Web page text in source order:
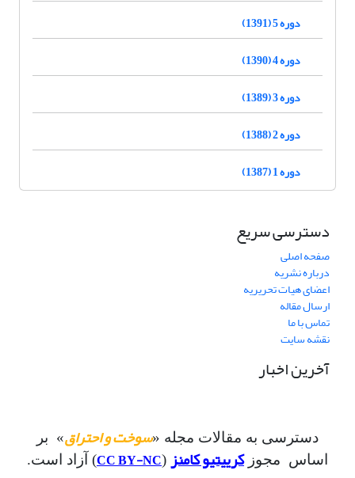
دوره 5 (1391)
دوره 4 (1390)
دوره 3 (1389)
دوره 2 (1388)
دوره 1 (1387)
دسترسی سریع
صفحه اصلی
درباره نشریه
اعضای هیات تحریریه
ارسال مقاله
تماس با ما
نقشه سایت
آخرین اخبار
دسترسی به مقالات مجله «سوخت و احتراق» بر
اساس مجوزکرییتیو کامنز (
CC BY-NC) آزاد است.